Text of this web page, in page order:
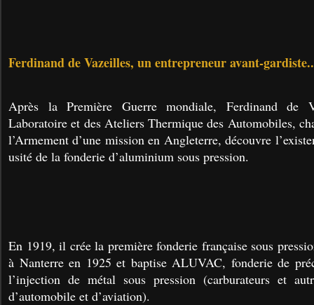
Ferdinand de Vazeilles, un entrepreneur avant-
Après la Première Guerre mondiale, Ferdinand de
Laboratoire et des Ateliers Thermique des Automobiles,
l’Armement d’une mission en Angleterre, découvre
usité de la fonderie d’aluminium sous pression.
En 1919, il crée la première fonderie française sous
à Nanterre en 1925 et baptise ALUVAC, fonderie de
l’injection de métal sous pression (carburateurs et
d’automobile et d’aviation).